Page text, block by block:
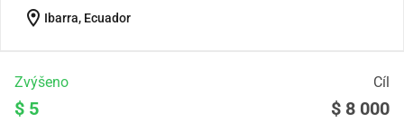
location_on Ibarra, Ecuador
Zvýšeno Cíl
$ 5 $ 8 000